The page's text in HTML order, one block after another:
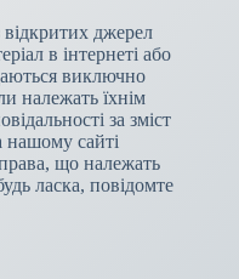
відкритих джерел
в інтернеті або
виключно
належать їхнім
за зміст
сайті
що належать
ласка, повідомте